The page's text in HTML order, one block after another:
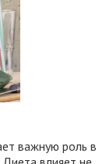
важную роль в